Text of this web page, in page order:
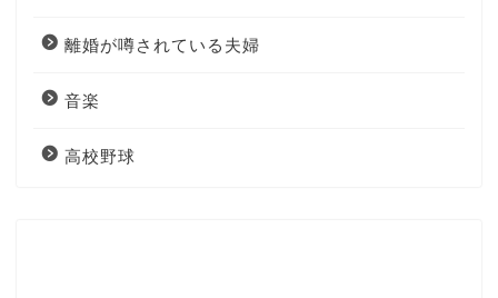
離婚が噂されている夫婦
音楽
高校野球